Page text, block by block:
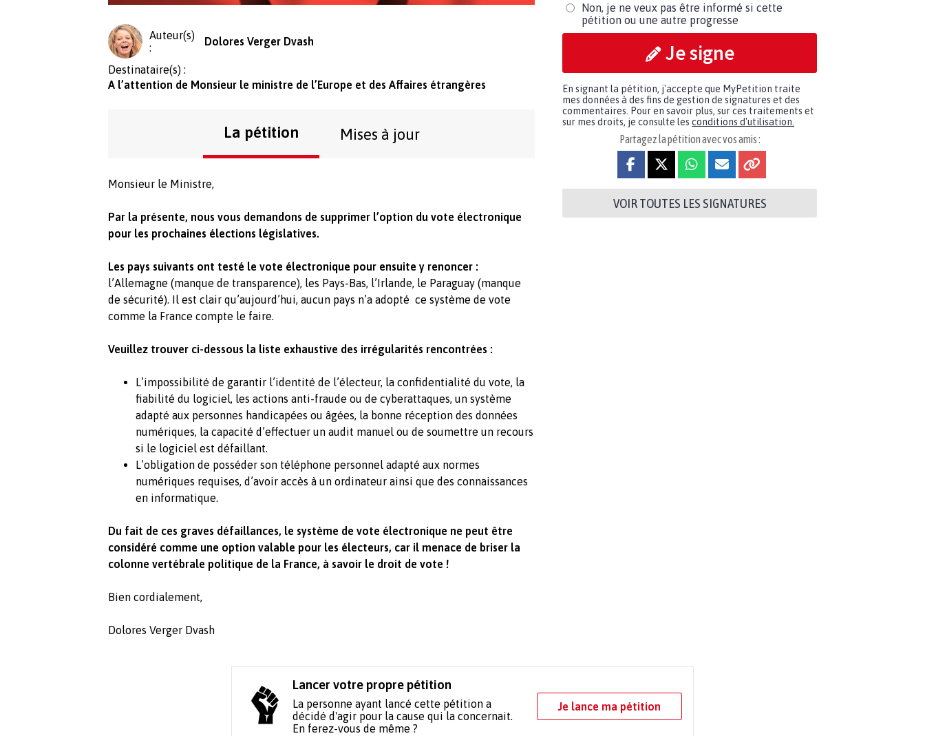
Auteur(s)
:
Dolores Verger Dvash
Destinataire(s) :
A l’attention de Monsieur le ministre de l’Europe et des Affaires étrangères
La pétition Mises à jour
Monsieur le Ministre,
Par la présente, nous vous demandons de supprimer l’option du vote électronique
pour les prochaines élections législatives.
Les pays suivants ont testé le vote électronique pour ensuite y renoncer :
l’Allemagne (manque de transparence), les Pays-Bas, l’Irlande, le Paraguay (manque
de sécurité). Il est clair qu’aujourd’hui, aucun pays n’a adopté ce système de vote
comme la France compte le faire.
Veuillez trouver ci-dessous la liste exhaustive des irrégularités rencontrées :
L’impossibilité de garantir l’identité de l’électeur, la confidentialité du vote, la
fiabilité du logiciel, les actions anti-fraude ou de cyberattaques, un système
adapté aux personnes handicapées ou âgées, la bonne réception des données
numériques, la capacité d’effectuer un audit manuel ou de soumettre un recours
si le logiciel est défaillant.
L’obligation de posséder son téléphone personnel adapté aux normes
numériques requises, d’avoir accès à un ordinateur ainsi que des connaissances
en informatique.
Du fait de ces graves défaillances, le système de vote électronique ne peut être
considéré comme une option valable pour les électeurs, car il menace de briser la
colonne vertébrale politique de la France, à savoir le droit de vote !
Bien cordialement,
Dolores Verger Dvash
Non, je ne veux pas être informé si cette
pétition ou une autre progresse
Je signe
En signant la pétition, j'accepte que MyPetition traite
mes données à des fins de gestion de signatures et des
commentaires. Pour en savoir plus, sur ces traitements et
sur mes droits, je consulte les conditions d'utilisation.
Partagez la pétition avec vos amis :
VOIR TOUTES LES SIGNATURES
Lancer votre propre pétition
La personne ayant lancé cette pétition a
décidé d'agir pour la cause qui la concernait.
En ferez-vous de même ?
Je lance ma pétition